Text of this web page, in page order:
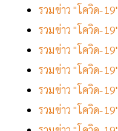
รวมข่าว "โควิด-
รวมข่าว "โควิด-
รวมข่าว "โควิด-
รวมข่าว "โควิด-
รวมข่าว "โควิด-
รวมข่าว "โควิด-